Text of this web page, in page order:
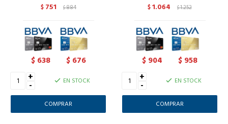
$ 751 $884
$ 638 $ 676
+
- EN STOCK
$1.064 $1.252
$ 904 $ 958
+
- EN STOCK